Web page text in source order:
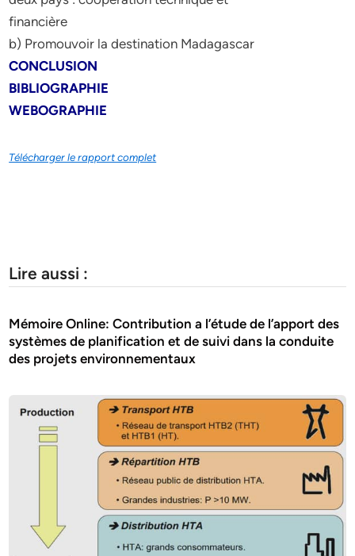
financière
b) Promouvoir la destination Madagascar
CONCLUSION
BIBLIOGRAPHIE
WEBOGRAPHIE
Télécharger le rapport complet
Lire aussi :
Mémoire Online: Contribution a l’étude de l’apport des
systèmes de planification et de suivi dans la conduite
des projets environnementaux